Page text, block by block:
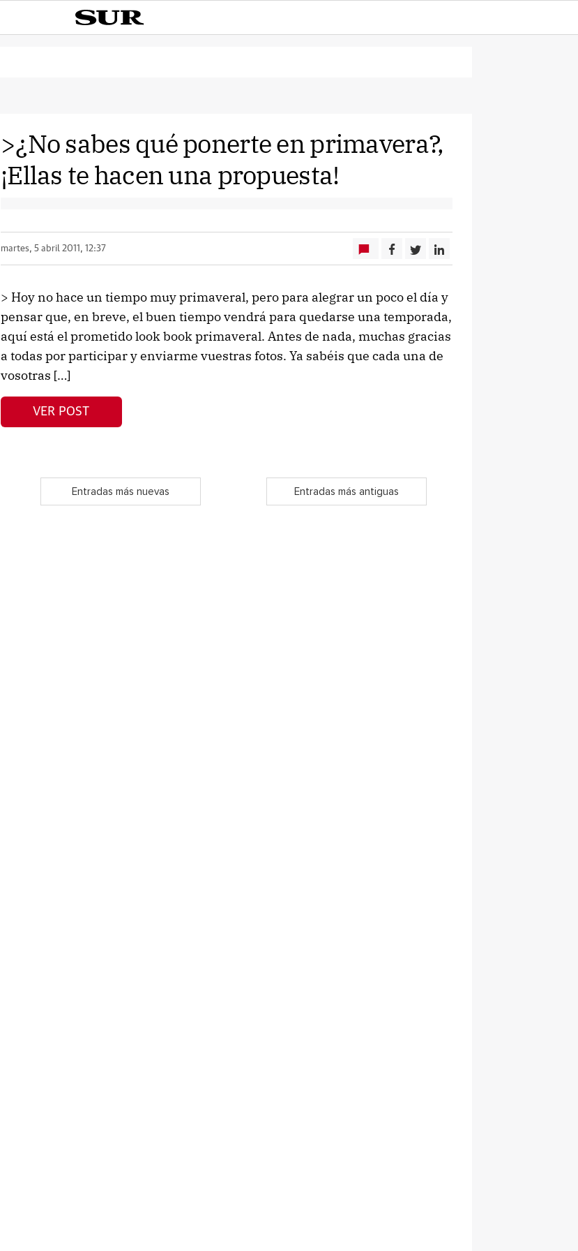
>¿No sabes qué ponerte en primavera?,
¡Ellas te hacen una propuesta!
martes, 5 abril 2011, 12:37
> Hoy no hace un tiempo muy primaveral, pero para alegrar un poco el día y
pensar que, en breve, el buen tiempo vendrá para quedarse una temporada,
aquí está el prometido look book primaveral. Antes de nada, muchas gracias
a todas por participar y enviarme vuestras fotos. Ya sabéis que cada una de
vosotras […]
VER POST
Entradas más nuevas Entradas más antiguas